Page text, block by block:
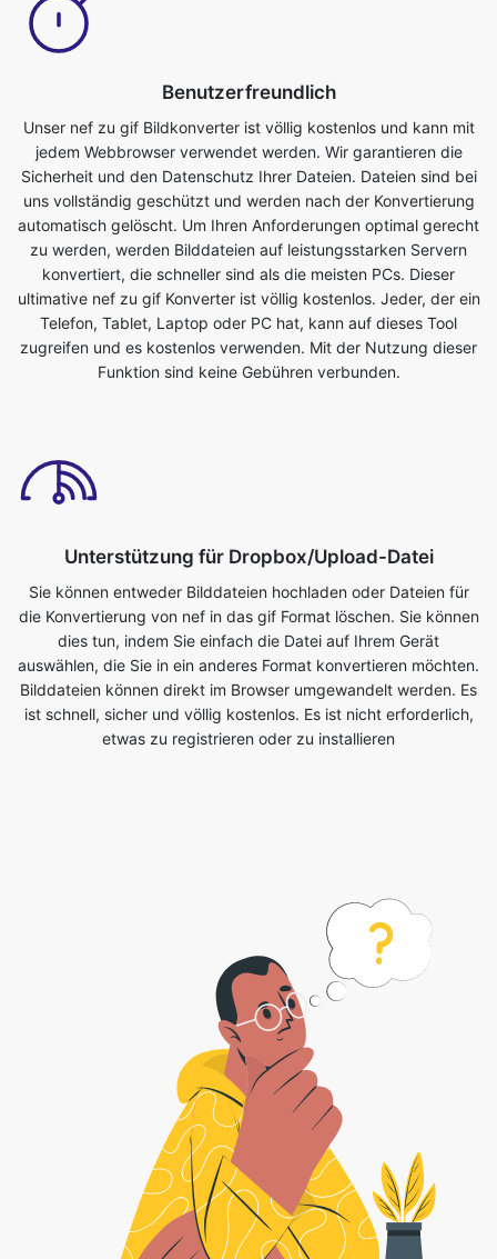
Unser nef zu gif Bildkonverter ist völlig kostenlos und kann mit
jedem Webbrowser verwendet werden. Wir garantieren die
uns vollständig geschützt und werden nach der Konvertierung
automatisch gelöscht. Um Ihren Anforderungen optimal gerecht
zu werden, werden Bilddateien auf leistungsstarken Servern
konvertiert, die schneller sind als die meisten PCs. Dieser
ultimative nef zu gif Konverter ist völlig kostenlos. Jeder, der ein
Telefon, Tablet, Laptop oder PC hat, kann auf dieses Tool
zugreifen und es kostenlos verwenden. Mit der Nutzung dieser
Funktion sind keine Gebühren verbunden.
Unterstützung für Dropbox/Upload-Datei
Sie können entweder Bilddateien hochladen oder Dateien für
auswählen, die Sie in ein anderes Format konvertieren möchten.
Bilddateien können direkt im Browser umgewandelt werden. Es
ist schnell, sicher und völlig kostenlos. Es ist nicht erforderlich,
etwas zu registrieren oder zu installieren